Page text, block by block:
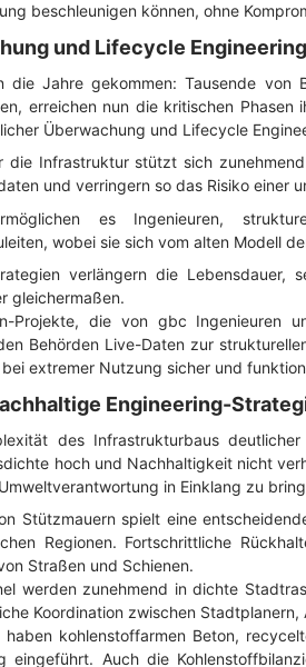
beschleunigen können, ohne
und Lifecycle Engineering
die Jahre gekommen: Tausende
erreichen nun die kritischen Phasen
Überwachung und Lifecycle
die Infrastruktur stützt sich
und verringern so das Risiko einer
es Ingenieuren,
wobei sie sich vom alten Modell
verlängern die
gleichermaßen.
Projekte, die von gbc Ingenieuren
Behörden Live-Daten zur
extremer Nutzung sicher und
Engineering-
des Infrastrukturbaus
hoch und Nachhaltigkeit nicht
in Einklang zu
Stützmauern spielt eine
Regionen. Fortschrittliche
Straßen und Schienen.
werden zunehmend in dichte
Koordination zwischen Stadtplanern,
haben kohlenstoffarmen Beton,
eingeführt. Auch die